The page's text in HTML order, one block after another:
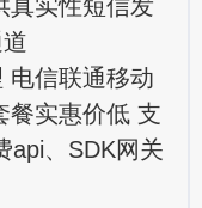
真实性短信发
电信联通移动
餐实惠价低 支
api、SDK网关